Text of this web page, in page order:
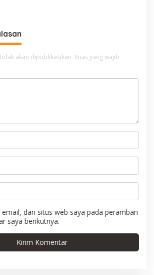
akan dipublikasikan. Ruas yang wajib
dan situs web saya pada peramban
saya berikutnya.